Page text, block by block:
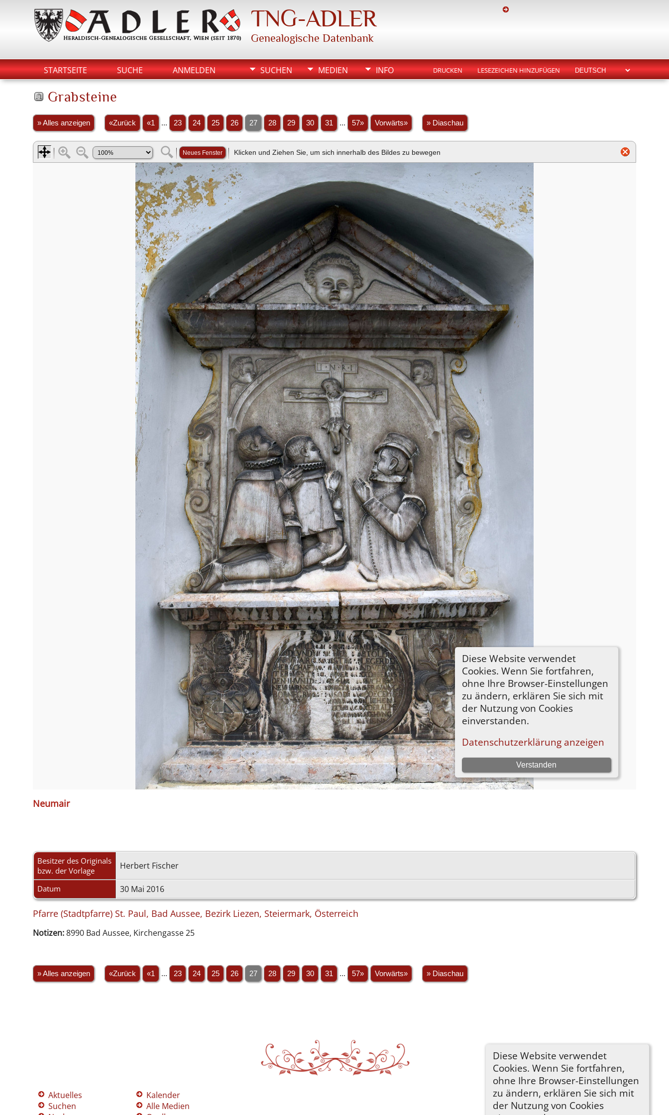
TNG-ADLER
Genealogische Datenbank
STARTSEITE SUCHE ANMELDEN SUCHEN MEDIEN INFO DRUCKEN LESEZEICHEN HINZUFÜGEN
Diese Website verwendet
Cookies. Wenn Sie fortfahren,
ohne Ihre Browser-Einstellungen
zu ändern, erklären Sie sich mit
der Nutzung von Cookies
Grabsteine
» Alles anzeigen «Zurück «1 ... 23 24 25 26 27 28 29 30 31 ... 57» Vorwärts» » Diaschau
Neumair
Besitzer des Originals
bzw. der Vorlage
Herbert Fischer
Datum 30 Mai 2016
Pfarre (Stadtpfarre) St. Paul, Bad Aussee, Bezirk Liezen, Steiermark, Österreich
Notizen:8990 Bad Aussee, Kirchengasse 25
» Alles anzeigen «Zurück «1 ... 23 24 25 26 27 28 29 30 31 ... 57» Vorwärts» » Diaschau
Aktuelles
Suchen
Kalender
Alle Medien